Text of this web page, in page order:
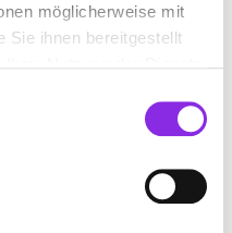
möglicherweise mit
Sie ihnen bereitgestellt
(Westerwald) DE